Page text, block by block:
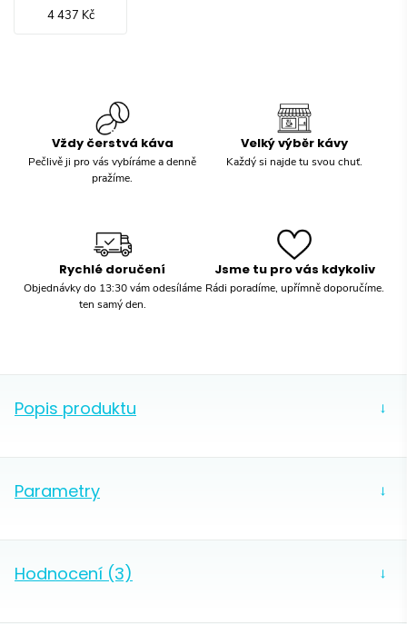
4 437 Kč
Vždy čerstvá káva
Pečlivě ji pro vás vybíráme a denně
pražíme.
Velký výběr kávy
Každý si najde tu svou chuť.
Rychlé doručení
Objednávky do 13:30 vám odesíláme
ten samý den.
Jsme tu pro vás kdykoliv
Rádi poradíme, upřímně doporučíme.
Popis produktu →
design a kvalitní zpracování. Příkon je 1200 W,
následné udržení teploty po dobu až jedné hodiny.
Parametry →
Hodnocení (3) →